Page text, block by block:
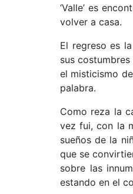
‘Valle’ es
volver a casa.
El regreso es
sus
el misticismo
palabra.
Como reza la
vez fui, con la
sueños de la
que se
sobre las
estando en el